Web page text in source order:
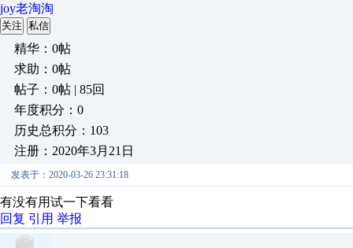
joy老淘淘
关注 私信
精华：0帖
求助：0帖
帖子：0帖 | 85回
年度积分：0
历史总积分：103
注册：2020年3月21日
发表于：2020-03-26 23:31:18
有没有用试一下看看
回复 引用 举报